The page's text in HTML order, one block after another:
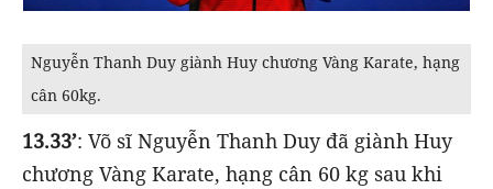
Nguyễn Thanh Duy giành Huy chương Vàng Karate, hạng
cân 60kg.
13.33’: Võ sĩ Nguyễn Thanh Duy đã giành Huy
chương Vàng Karate, hạng cân 60 kg sau khi